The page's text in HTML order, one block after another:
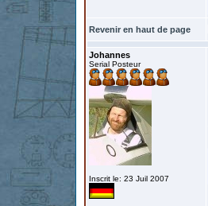
Revenir en haut de page
Johannes
Serial Posteur
Inscrit le: 23 Juil 2007